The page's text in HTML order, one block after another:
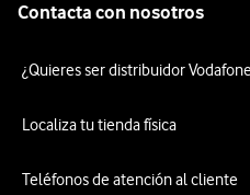
Contacta con nosotros
¿Quieres ser distribuidor
Localiza tu tienda física
Teléfonos de atención al cliente